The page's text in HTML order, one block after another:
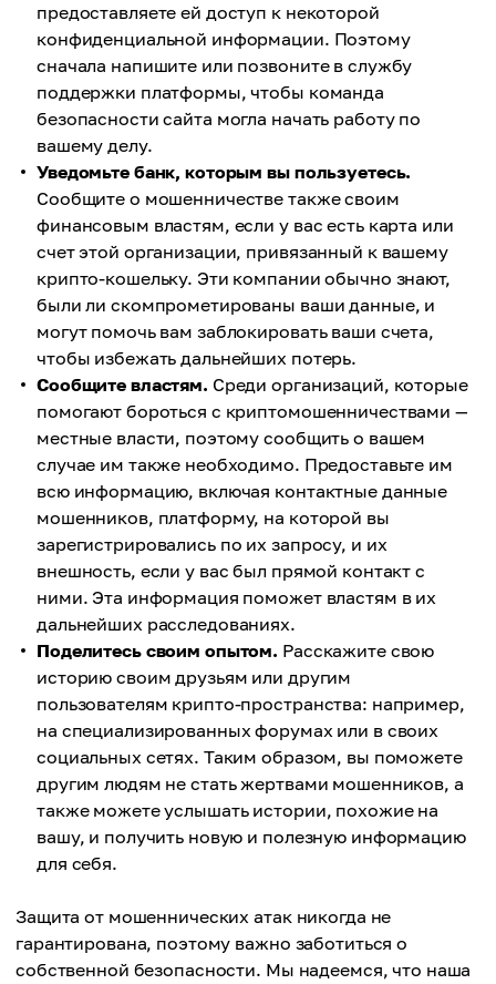
предоставляете ей доступ к некоторой
конфиденциальной информации. Поэтому
сначала напишите или позвоните в службу
поддержки платформы, чтобы команда
безопасности сайта могла начать работу по
вашему делу.
Уведомьте банк, которым вы пользуетесь.
Сообщите о мошенничестве также своим
финансовым властям, если у вас есть карта или
счет этой организации, привязанный к вашему
крипто-кошельку. Эти компании обычно знают,
были ли скомпрометированы ваши данные, и
могут помочь вам заблокировать ваши счета,
чтобы избежать дальнейших потерь.
Сообщите властям. Среди организаций, которые
помогают бороться с криптомошенничествами —
местные власти, поэтому сообщить о вашем
случае им также необходимо. Предоставьте им
всю информацию, включая контактные данные
мошенников, платформу, на которой вы
зарегистрировались по их запросу, и их
внешность, если у вас был прямой контакт с
ними. Эта информация поможет властям в их
дальнейших расследованиях.
Поделитесь своим опытом. Расскажите свою
историю своим друзьям или другим
пользователям крипто-пространства: например,
на специализированных форумах или в своих
социальных сетях. Таким образом, вы поможете
другим людям не стать жертвами мошенников, а
также можете услышать истории, похожие на
вашу, и получить новую и полезную информацию
для себя.
Защита от мошеннических атак никогда не
гарантирована, поэтому важно заботиться о
собственной безопасности. Мы надеемся, что наша